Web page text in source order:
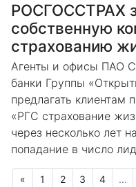
РОСГОССТРАХ
собственную
страхованию
Агенты и офисы ПАО
банки Группы
предлагать клиентам
«РГС страхование
через несколько лет
попадание в число
«Предыдущая
1 2 3 4 ...